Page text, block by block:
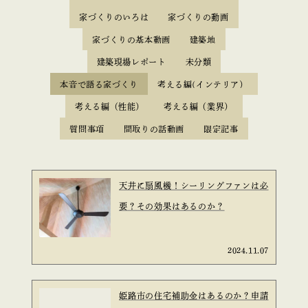
家づくりのいろは 家づくりの動画
家づくりの基本動画 建築地
建築現場レポート 未分類
本音で語る家づくり 考える編(インテリア）
考える編（性能） 考える編（業界）
質問事項 間取りの話動画 限定記事
天井に扇風機！シーリングファンは必
要？その効果はあるのか？
2024.11.07
姫路市の住宅補助金はあるのか？申請